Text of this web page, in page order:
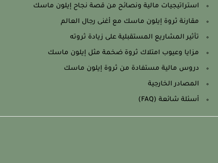
استراتيجيات مالية ونصائح من قصة نجاح إيلون ماسك
مقارنة ثروة إيلون ماسك مع أغنى رجال العالم
تأثير المشاريع المستقبلية على زيادة ثروته
مزايا وعيوب امتلاك ثروة ضخمة مثل إيلون ماسك
دروس مالية مستفادة من ثروة إيلون ماسك
المصادر الخارجية
أسئلة شائعة (FAQ)